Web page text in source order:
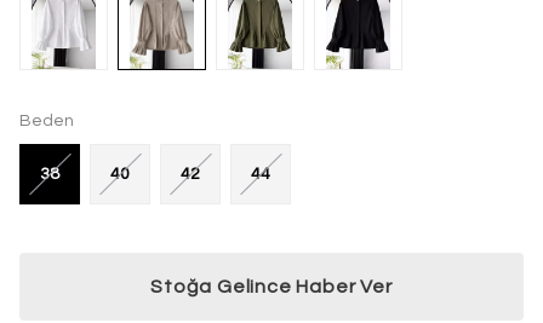
Beden
38 40 42 44
Stoğa Gelince Haber Ver